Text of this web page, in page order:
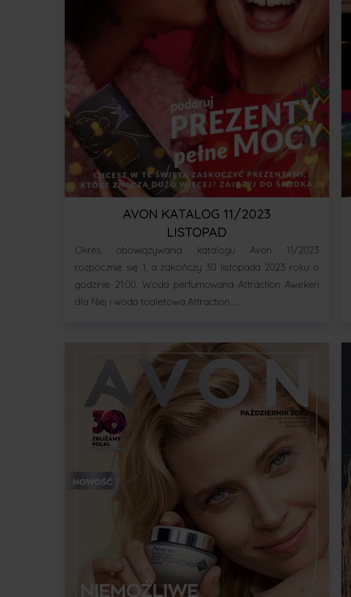
AVON KATALOG 11/2023
LISTOPAD
Okres obowiązywania katalogu Avon 11/2023
rozpocznie się 1, a zakończy 30 listopada 2023 roku o
godzinie 21:00. Woda perfumowana Attraction Aweken
dla Niej i woda toaletowa Attraction …